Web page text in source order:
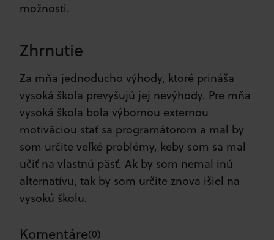
možnosti.
Zhrnutie
Za mňa jednoducho výhody, ktoré prináša
vysoká škola prevyšujú jej nevýhody. Pre mňa
vysoká škola bola výbornou externou
motiváciou stať sa programátorom a mal by
som určite veľké problémy, keby som sa mal
učiť na vlastnú päsť. Ak by som nemal inú
alternatívu, tak by som určite znova išiel na
vysokú školu.
Komentáre(0)